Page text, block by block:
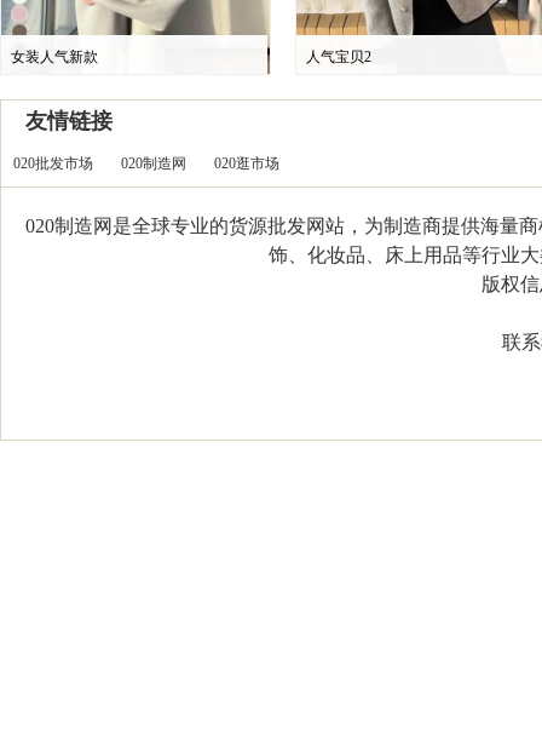
女装人气新款 人气宝贝2
友情链接
020批发市场 020制造网 020逛市场
020制造网是全球专业的货源批发网站，为制造商提供海量
饰、化妆品、床上用品等行业
版权信
联